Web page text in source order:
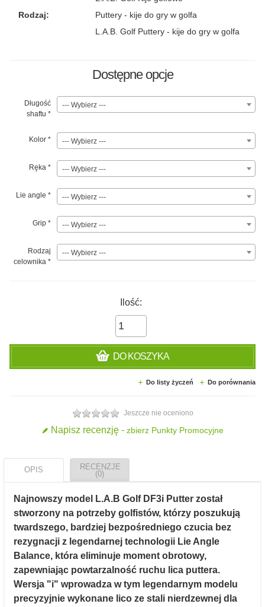
Rodzaj:
Puttery - kije do gry w golfa
L.A.B. Golf Puttery - kije do gry w golfa
Dostępne opcje
Długość
shaftu *
--- Wybierz ---
Kolor * --- Wybierz ---
Ręka * --- Wybierz ---
Lie angle * --- Wybierz ---
Grip * --- Wybierz ---
Rodzaj
celownika *
--- Wybierz ---
Ilość:
DO KOSZYKA
Do listy życzeń Do porównania
Jeszcze nie oceniono
Napisz recenzję - zbierz Punkty Promocyjne
OPIS
RECENZJE
(0)
Najnowszy model L.A.B Golf DF3i Putter został
stworzony na potrzeby golfistów, którzy poszukują
twardszego, bardziej bezpośredniego czucia bez
rezygnacji z legendarnej technologii Lie Angle
Balance, która eliminuje moment obrotowy,
zapewniając powtarzalność ruchu lica puttera.
Wersja "i" wprowadza w tym legendarnym modelu
precyzyjnie wykonane lico ze stali nierdzewnej dla